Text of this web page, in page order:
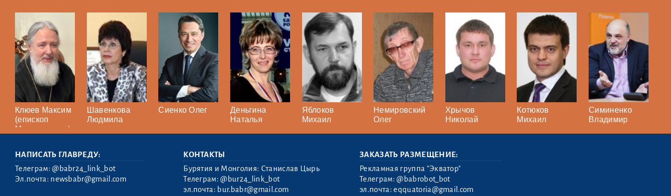
Клюев Максим
(епископ
Максимилиан)
Шавенкова
Людмила
Сиенко Олег
Деньгина
Наталья
Яблоков
Михаил
Немировский
Олег
Хрычов
Николай
Котюков
Михаил
Симиненко
Владимир
НАПИСАТЬ ГЛАВРЕДУ:
Телеграм:@babr24_link_bot
Эл.почта: newsbabr@gmail.com
КОНТАКТЫ
Бурятия и Монголия: Станислав Цырь
Телеграм:@bur24_link_bot
эл.почта: bur.babr@gmail.com
ЗАКАЗАТЬ РАЗМЕЩЕНИЕ:
Рекламная группа "Экватор"
Телеграм:@babrobot_bot
эл.почта:eqquatoria@gmail.com